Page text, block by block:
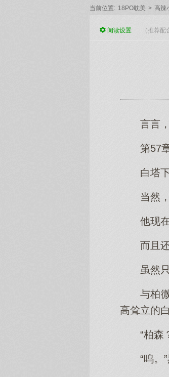
当前位置: 18PO耽美 > 高辣
阅读设置 （推荐
言言
第57
白塔
当然
他现
而且
虽然
与柏
高耸立的白
“柏森
“呜。